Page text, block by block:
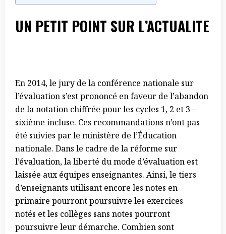
UN PETIT POINT SUR L’ACTUALITE
En 2014, le jury de la conférence nationale sur
l’évaluation s’est prononcé en faveur de l’abandon
de la notation chiffrée pour les cycles 1, 2 et 3 –
sixième incluse. Ces recommandations n’ont pas
été suivies par le ministère de l’Éducation
nationale. Dans le cadre de la réforme sur
l’évaluation, la liberté du mode d’évaluation est
laissée aux équipes enseignantes. Ainsi, le tiers
d’enseignants utilisant encore les notes en
primaire pourront poursuivre les exercices
notés et les collèges sans notes pourront
poursuivre leur démarche. Combien sont